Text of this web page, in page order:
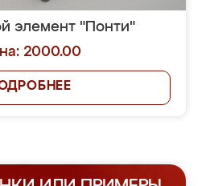
элемент "Понти"
2000.00